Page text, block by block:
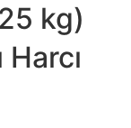
kg)
Harcı